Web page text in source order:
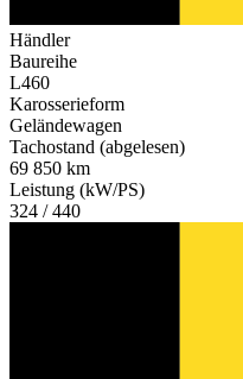
Händler
Baureihe
L460
Karosserieform
Geländewagen
Tachostand (abgelesen)
69 850 km
Leistung (kW/PS)
324 / 440